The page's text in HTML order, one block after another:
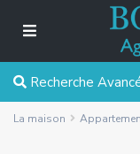
Recherche
La maison